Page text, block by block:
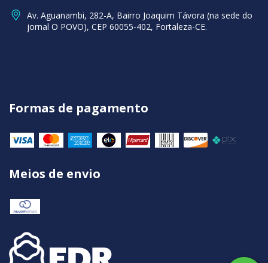
Av. Aguanambi, 282-A, Bairro Joaquim Távora (na sede do
jornal O POVO), CEP 60055-402, Fortaleza-CE.
Formas de pagamento
Meios de envio